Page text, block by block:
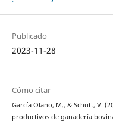
Publicado
2023-11-28
Cómo citar
García Olano, M., & Schutt, V.
productivos de ganadería